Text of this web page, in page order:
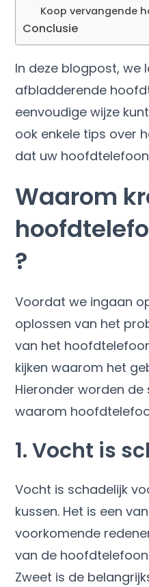
Koop vervangende
Conclusie
In deze blogpost, we
afbladderende
eenvoudige wijze
ook enkele tips over
dat uw
Waarom
?
Voordat we ingaan
oplossen van het
van het
kijken waarom het
Hieronder worden
waarom
1. Vocht is
Vocht is schadelijk
kussen. Het is een
voorkomende
van de
Zweet is de